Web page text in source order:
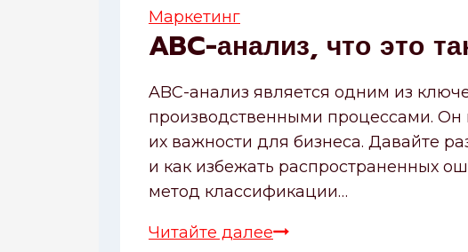
Маркетинг
ABC-анализ, что это
ABC-анализ является одним из
производственными процессами. Он
их важности для бизнеса. Давайте
и как избежать распространенных
метод классификации…
Читайте далееABC-